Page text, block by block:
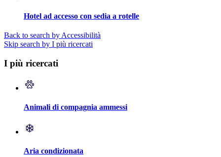
Hotel ad accesso con sedia a rotelle
Back to search by Accessibilità
Skip search by I più ricercati
I più ricercati
Animali di compagnia ammessi
Aria condizionata